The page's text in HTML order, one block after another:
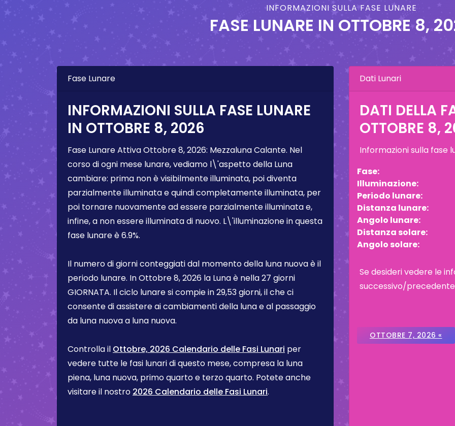
INFORMAZIONI SULLA FASE LUNARE
FASE LUNARE IN OTTOBRE 8,
Fase Lunare
INFORMAZIONI SULLA FASE LUNARE
IN OTTOBRE 8, 2026
Fase Lunare AttivaOttobre 8, 2026: Mezzaluna Calante. Nel
corso di ogni mese lunare, vediamo l\'aspetto della Luna
cambiare: prima non è visibilmente illuminata, poi diventa
parzialmente illuminata e quindi completamente illuminata, per
poi tornare nuovamente ad essere parzialmente illuminata e,
infine, a non essere illuminata di nuovo. L\'illuminazione in questa
fase lunare è6.9%.
Il numero di giorni conteggiati dal momento della luna nuova è il
periodo lunare. InOttobre 8, 2026 la Luna è nella27 giorni
GIORNATA. Il ciclo lunare si compie in 29,53 giorni, il che ci
consente di assistere ai cambiamenti della luna e al passaggio
da luna nuova a luna nuova.
Controlla il Ottobre, 2026 Calendario delle Fasi Lunari per
vedere tutte le fasi lunari di questo mese, compresa la luna
piena, luna nuova, primo quarto e terzo quarto. Potete anche
visitare il nostro 2026 Calendario delle Fasi Lunari.
Dati Lunari
DATI DELLA
OTTOBRE 8,
Informazioni sulla fase
Fase:
Illuminazione:
Periodo lunare:
Distanza lunare:
Angolo lunare:
Distanza solare:
Angolo solare:
Se desideri vedere le
successivo/
OTTOBRE 7, 2026 «